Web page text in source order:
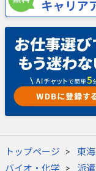
トップページ 東海
バイオ・化学
派遣